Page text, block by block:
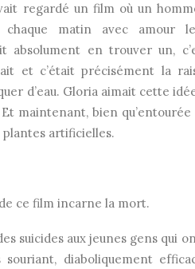
regardé un film où un
chaque matin avec amour
absolument en trouver un,
et c’était précisément la
d’eau. Gloria aimait cette
Et maintenant, bien
plantes artificielles.
ce film incarne la mort.
suicides aux jeunes gens qui
souriant, diaboliquement